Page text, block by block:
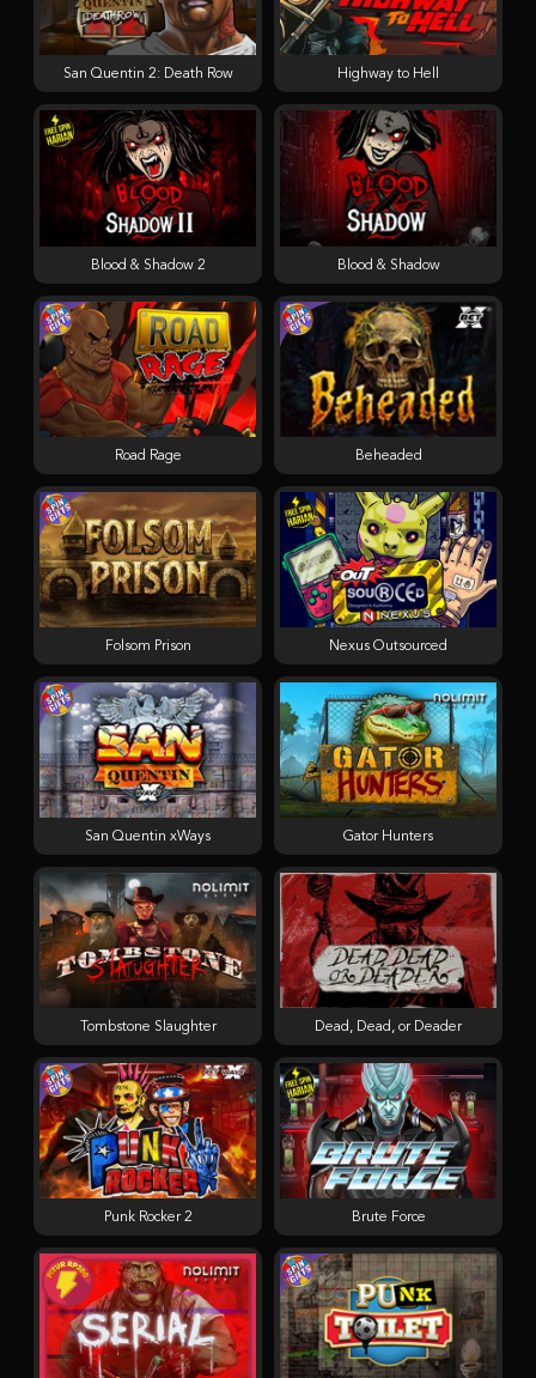
Dead, Dead, or Deader
Highway to Hell
Brute Force
Tombstone Slaughter
San Quentin 2: Death Row
Blood & Shadow
Blood & Shadow 2
Punk Rocker 2
Beheaded
Nexus Outsourced
Gator Hunters
Folsom Prison
Road Rage
San Quentin xWays